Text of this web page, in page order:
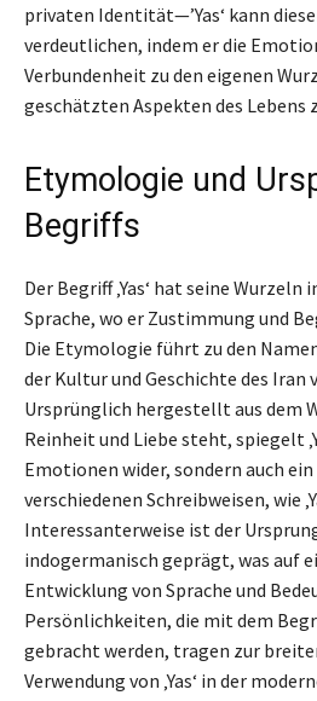
privaten Identität—’Yas‘ kann
verdeutlichen, indem er die
Verbundenheit zu den eigenen
geschätzten Aspekten des Lebens
Etymologie und
Begriffs
Der Begriff ‚Yas‘ hat seine Wurzeln
Sprache, wo er Zustimmung und
Die Etymologie führt zu den
der Kultur und Geschichte des Iran
Ursprünglich hergestellt aus dem
Reinheit und Liebe steht, spiegelt
Emotionen wider, sondern auch
verschiedenen Schreibweisen, wie
Interessanterweise ist der
indogermanisch geprägt, was auf
Entwicklung von Sprache und
Persönlichkeiten, die mit dem
gebracht werden, tragen zur
Verwendung von ‚Yas‘ in der